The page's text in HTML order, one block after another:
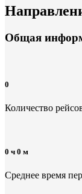
Общая
0
Количество
0 ч 0 м
Среднее время